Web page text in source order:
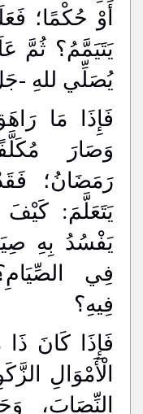
أَوْ حُكْمًا؛
يَتَيَمَّمُ؟ ثُمَّ
يُصَلِّي للهِ -
فَإِذَا مَا
وَصَارَ
رَمَضَانُ؛
يَتَعَلَّمَ:
يَفْسُدُ بِهِ
فِي
فِيهِ؟
فَإِذَا كَانَ
الْأَمْوَالِ
النِّصَابَ،